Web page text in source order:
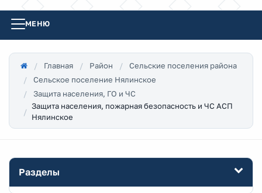
МЕНЮ
Главная Район
Сельские поселения района
Сельское поселение Нялинское
Защита населения, ГО и ЧС
Защита населения, пожарная безопасность и ЧС АСП
Нялинское
Разделы